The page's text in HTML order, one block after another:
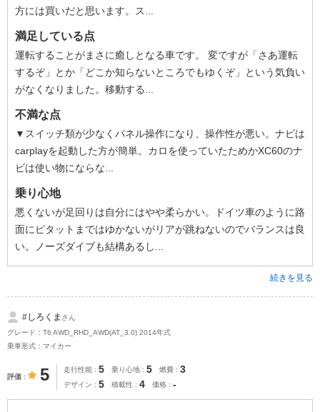
方には買いだと思います。ス...
満足している点
運転することがまさに癒しとなる車です。 変ですが「さあ運転
するぞ」とか「どこか知らないところでもゆくぞ」という気負い
がなくなりました。移動する...
不満な点
▼スイッチ類が少なくパネル操作になり、操作性が悪い。ナビは
carplayを起動した方が簡単。カロを使っていたためかXC60のナ
ビは使い物にならな...
乗り心地
悪くないが足回りは自分にはやや柔らかい。ドイツ車のように路
面にピタットまではゆかないがリアが跳ねないのでバランスは良
い。ノーズダイブも結構あるし...
続きを見る
#しろくま さん
グレード：T6 AWD_RHD_AWD(AT_3.0) 2014年式
乗車形式：マイカー
評価 5 走行性能 5 乗り心地 5 燃費 3
デザイン 5 積載性 4 価格 -